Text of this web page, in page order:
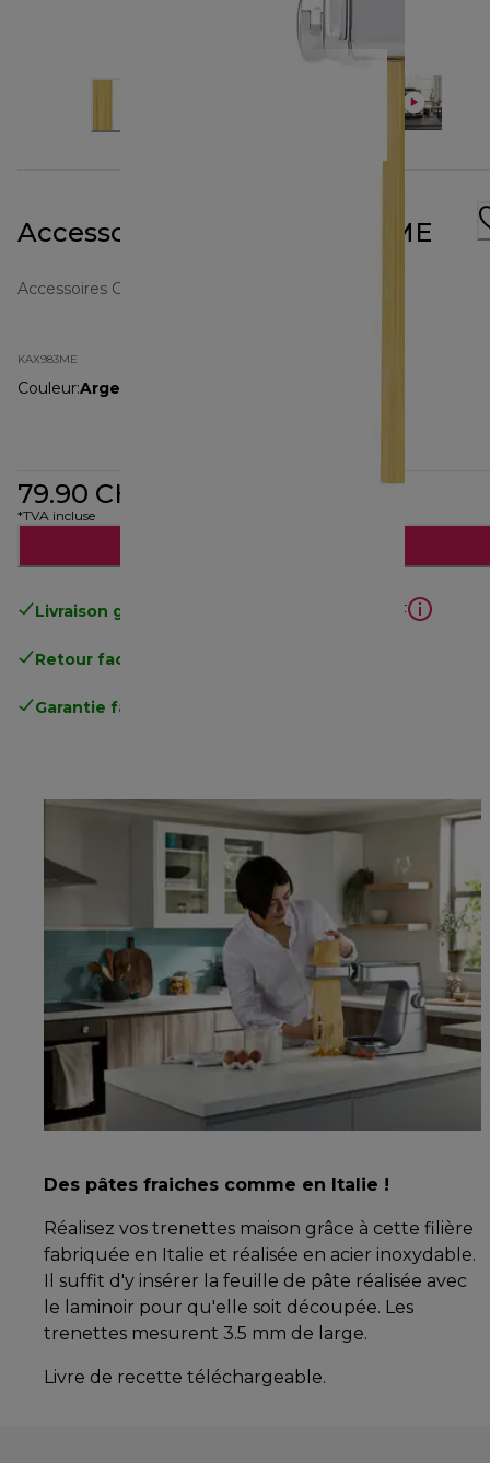
Accessoire Linguini KAX983ME
Accessoires Chef et Chef XL
KAX983ME
Couleur:Argent
79.90 CHF
*TVA incluse
Livraison gratuite à partir d'un achat de 50 CHF
Retour facile
Garantie fabricant complète
Des pâtes fraiches comme en Italie !
Réalisez vos trenettes maison grâce à cette filière
fabriquée en Italie et réalisée en acier inoxydable.
Il suffit d'y insérer la feuille de pâte réalisée avec
le laminoir pour qu'elle soit découpée. Les
trenettes mesurent 3.5 mm de large.
Livre de recette téléchargeable.